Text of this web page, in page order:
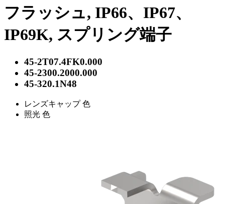
フラッシュ, IP66、IP67、
IP69K, スプリング端子
45-2T07.4FK0.000
45-2300.2000.000
45-320.1N48
レンズキャップ 色
照光 色